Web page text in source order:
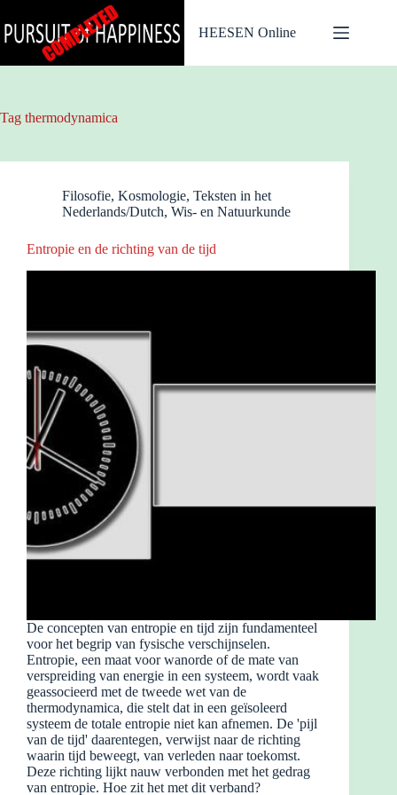
naar
de
HEESEN Online
Tag thermodynamica
Filosofie, Kosmologie, Teksten in het
Nederlands/Dutch, Wis- en Natuurkunde
Entropie en de richting van de tijd
De concepten van entropie en tijd zijn fundamenteel
voor het begrip van fysische verschijnselen.
Entropie, een maat voor wanorde of de mate van
verspreiding van energie in een systeem, wordt vaak
geassocieerd met de tweede wet van de
thermodynamica, die stelt dat in een geïsoleerd
systeem de totale entropie niet kan afnemen. De 'pijl
van de tijd' daarentegen, verwijst naar de richting
waarin tijd beweegt, van verleden naar toekomst.
Deze richting lijkt nauw verbonden met het gedrag
van entropie. Hoe zit het met dit verband?